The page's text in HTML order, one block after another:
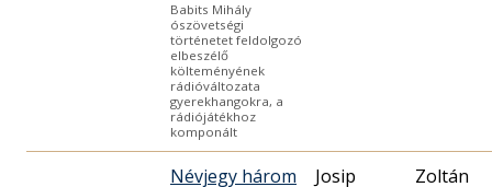
Babits Mihály
ószövetségi
történetet feldolgozó
elbeszélő
költeményének
rádióváltozata
gyerekhangokra, a
rádiójátékhoz
komponált
Névjegy három
Josip
Zoltán